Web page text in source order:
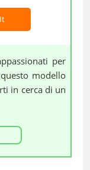
per
modello
in cerca di un